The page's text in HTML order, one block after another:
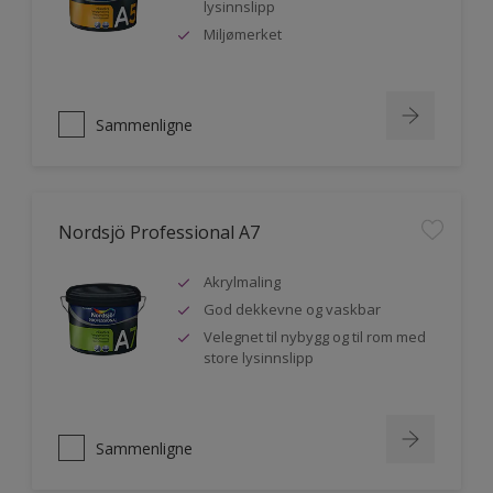
lysinnslipp
Miljømerket
Sammenligne
Nordsjö Professional A7
Akrylmaling
God dekkevne og vaskbar
Velegnet til nybygg og til rom med
store lysinnslipp
Sammenligne